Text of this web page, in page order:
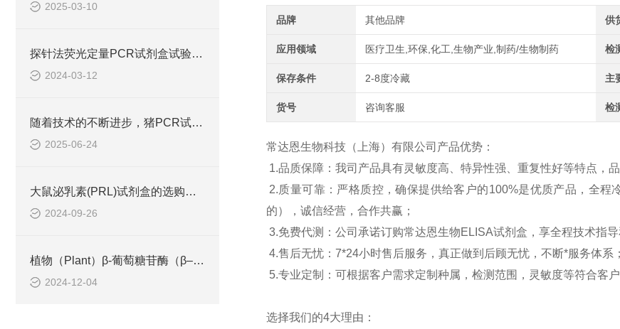
2025-03-10
探针法荧光定量PCR试剂盒试验结果如何计算
2024-03-12
随着技术的不断进步，猪PCR试剂盒在不断的发展和*
2025-06-24
大鼠泌乳素(PRL)试剂盒的选购、操作指南
2024-09-26
植物（Plant）β-葡萄糖苷酶（β–glucosidase） ELISA检测试剂盒工作原理
2024-12-04
品牌 其他品牌 供
应用领域 医疗卫生,环保,化工,生物产业,制药/生物制药 检
保存条件 2-8度冷藏 主
货号 咨询客服 检
常达恩生物科技（上海）有限公司产品优势：
1.品质保障：我司产品具有灵敏度高、特异性强、重复性好等特点，
2.质量可靠：严格质控，确保提供给客户的100%是优质产品，全程
的），诚信经营，合作共赢；
3.免费代测：公司承诺订购常达恩生物ELISA试剂盒，享全程技术指导
4.售后无忧： 7*24小时售后服务，真正做到后顾无忧，不断*服务体系；
5.专业定制：可根据客户需求定制种属，检测范围，灵敏度等符合客
选择我们的4大理由：